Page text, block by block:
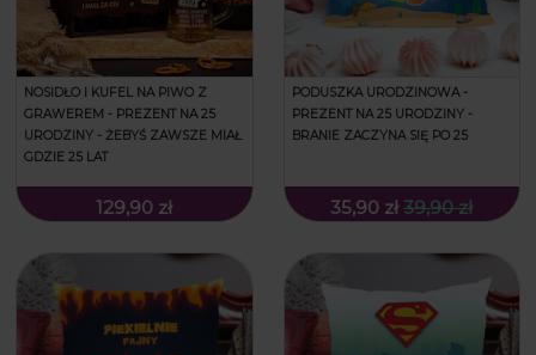
NOSIDŁO I KUFEL NA PIWO Z
GRAWEREM - PREZENT NA 25
URODZINY - ŻEBYŚ ZAWSZE MIAŁ
GDZIE 25 LAT
129,90 zł
PODUSZKA URODZINOWA -
PREZENT NA 25 URODZINY -
BRANIE ZACZYNA SIĘ PO 25
35,90 zł 39,90 zł